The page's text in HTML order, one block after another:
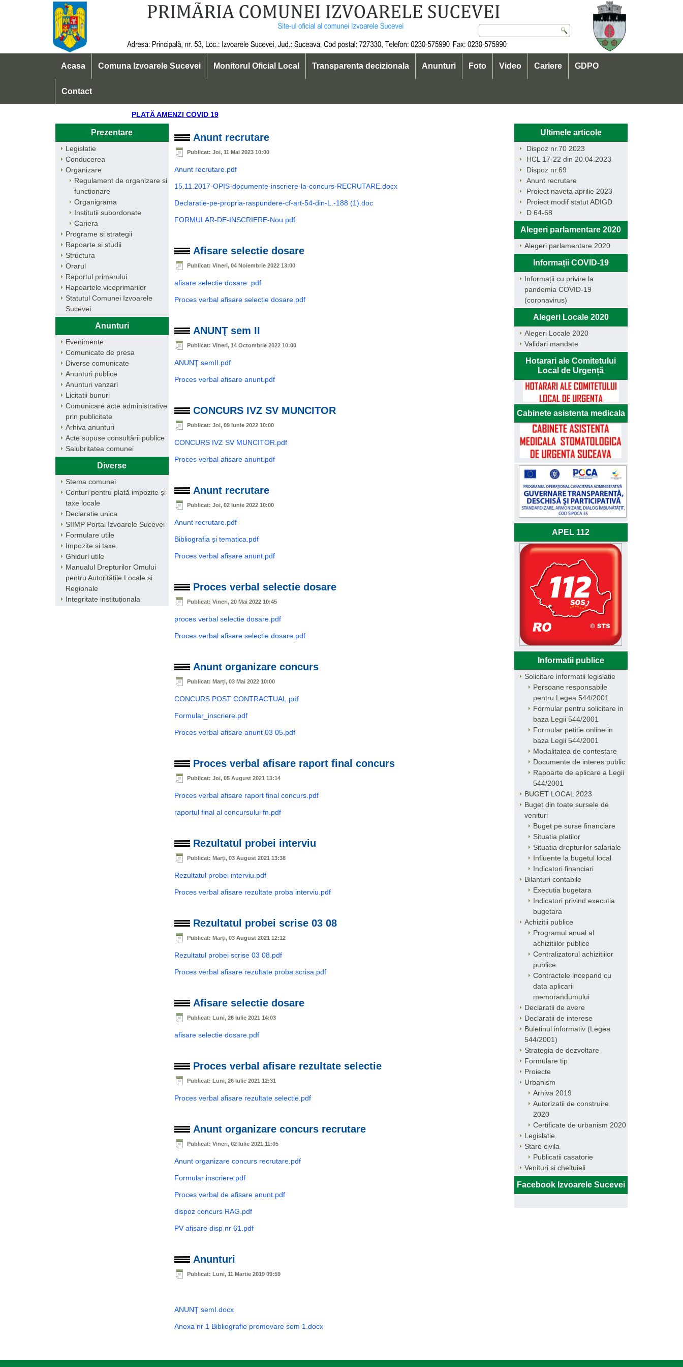
Acasa Comuna Izvoarele Sucevei Monitorul Oficial Local Transparenta decizionala Anunturi Foto Video Cariere GDPO
Contact
PLATĂ AMENZI COVID 19
Prezentare
Legislatie
Conducerea
Organizare
Regulament de organizare si
functionare
Organigrama
Institutii subordonate
Cariera
Programe si strategii
Rapoarte si studii
Structura
Orarul
Raportul primarului
Rapoartele viceprimarilor
Statutul Comunei Izvoarele
Sucevei
Anunturi
Evenimente
Comunicate de presa
Diverse comunicate
Anunturi publice
Anunturi vanzari
Licitatii bunuri
Comunicare acte administrative
prin publicitate
Arhiva anunturi
Acte supuse consultării publice
Salubritatea comunei
Diverse
Stema comunei
Conturi pentru plată impozite și
taxe locale
Declaratie unica
SIIMP Portal Izvoarele Sucevei
Formulare utile
Impozite si taxe
Ghiduri utile
Manualul Drepturilor Omului
pentru Autoritățile Locale și
Regionale
Integritate instituționala
Anunt recrutare
Publicat: Joi, 11 Mai 2023 10:00
Anunt recrutare.pdf
15.11.2017-OPIS-documente-inscriere-la-concurs-RECRUTARE.docx
Declaratie-pe-propria-raspundere-cf-art-54-din-L.-188 (1).doc
FORMULAR-DE-INSCRIERE-Nou.pdf
Afisare selectie dosare
Publicat: Vineri, 04 Noiembrie 2022 13:00
afisare selectie dosare .pdf
Proces verbal afisare selectie dosare.pdf
ANUNŢ sem II
Publicat: Vineri, 14 Octombrie 2022 10:00
ANUNŢ semII.pdf
Proces verbal afisare anunt.pdf
CONCURS IVZ SV MUNCITOR
Publicat: Joi, 09 Iunie 2022 10:00
CONCURS IVZ SV MUNCITOR.pdf
Proces verbal afisare anunt.pdf
Anunt recrutare
Publicat: Joi, 02 Iunie 2022 10:00
Anunt recrutare.pdf
Bibliografia și tematica.pdf
Proces verbal afisare anunt.pdf
Proces verbal selectie dosare
Publicat: Vineri, 20 Mai 2022 10:45
proces verbal selectie dosare.pdf
Proces verbal afisare selectie dosare.pdf
Anunt organizare concurs
Publicat: Marți, 03 Mai 2022 10:00
CONCURS POST CONTRACTUAL.pdf
Formular_inscriere.pdf
Proces verbal afisare anunt 03 05.pdf
Proces verbal afisare raport final concurs
Publicat: Joi, 05 August 2021 13:14
Proces verbal afisare raport final concurs.pdf
raportul final al concursului fn.pdf
Rezultatul probei interviu
Publicat: Marți, 03 August 2021 13:38
Rezultatul probei interviu.pdf
Proces verbal afisare rezultate proba interviu.pdf
Rezultatul probei scrise 03 08
Publicat: Marți, 03 August 2021 12:12
Rezultatul probei scrise 03 08.pdf
Proces verbal afisare rezultate proba scrisa.pdf
Afisare selectie dosare
Publicat: Luni, 26 Iulie 2021 14:03
afisare selectie dosare.pdf
Proces verbal afisare rezultate selectie
Publicat: Luni, 26 Iulie 2021 12:31
Proces verbal afisare rezultate selectie.pdf
Anunt organizare concurs recrutare
Publicat: Vineri, 02 Iulie 2021 11:05
Anunt organizare concurs recrutare.pdf
Formular inscriere.pdf
Proces verbal de afisare anunt.pdf
dispoz concurs RAG.pdf
PV afisare disp nr 61.pdf
Anunturi
Publicat: Luni, 11 Martie 2019 09:59
ANUNŢ semI.docx
Anexa nr 1 Bibliografie promovare sem 1.docx
Ultimele articole
Dispoz nr.70 2023
HCL 17-22 din 20.04.2023
Dispoz nr.69
Anunt recrutare
Proiect naveta aprilie 2023
Proiect modif statut ADIGD
D 64-68
Alegeri parlamentare 2020
Alegeri parlamentare 2020
Informații COVID-19
Informații cu privire la
pandemia COVID-19
(coronavirus)
Alegeri Locale 2020
Alegeri Locale 2020
Validari mandate
Hotarari ale Comitetului
Local de Urgență
Cabinete asistenta medicala
APEL 112
Informatii publice
Solicitare informatii legislatie
Persoane responsabile
pentru Legea 544/2001
Formular pentru solicitare in
baza Legii 544/2001
Formular petitie online in
baza Legii 544/2001
Modalitatea de contestare
Documente de interes public
Rapoarte de aplicare a Legii
544/2001
BUGET LOCAL 2023
Buget din toate sursele de
venituri
Buget pe surse financiare
Situatia platilor
Situatia drepturilor salariale
Influente la bugetul local
Indicatori financiari
Bilanturi contabile
Executia bugetara
Indicatori privind executia
bugetara
Achizitii publice
Programul anual al
achizitiilor publice
Centralizatorul achizitiilor
publice
Contractele incepand cu
data aplicarii
memorandumului
Declaratii de avere
Declaratii de interese
Buletinul informativ (Legea
544/2001)
Strategia de dezvoltare
Formulare tip
Proiecte
Urbanism
Arhiva 2019
Autorizatii de construire
2020
Certificate de urbanism 2020
Legislatie
Stare civila
Publicatii casatorie
Venituri si cheltuieli
Facebook Izvoarele Sucevei